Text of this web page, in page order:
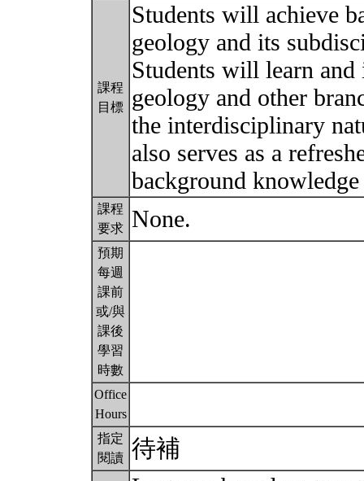
課程
目標
Students will achieve
geology and its
Students will learn
geology and other
the interdisciplinary
also serves as a
background
課程
要求 None.
預期
每週
課前
或/與
課後
學習
時數
Office
Hours
指定
閱讀 待補